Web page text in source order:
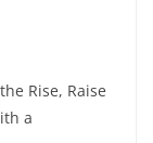
Rise, Raise
a